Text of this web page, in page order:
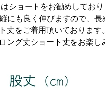
ショートをお勧めしてお
にも良く伸びますので、長
丈をご着用頂いております
ング丈ショート丈をお楽し